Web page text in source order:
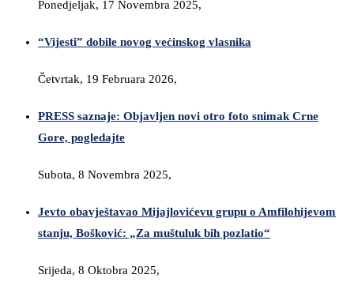
Ponedjeljak, 17 Novembra 2025,
“Vijesti” dobile novog većinskog vlasnika
Četvrtak, 19 Februara 2026,
PRESS saznaje: Objavljen novi otro foto snimak Crne
Gore, pogledajte
Subota, 8 Novembra 2025,
Jevto obavještavao Mijajlovićevu grupu o Amfilohijevom
stanju, Bošković: „Za muštuluk bih pozlatio“
Srijeda, 8 Oktobra 2025,